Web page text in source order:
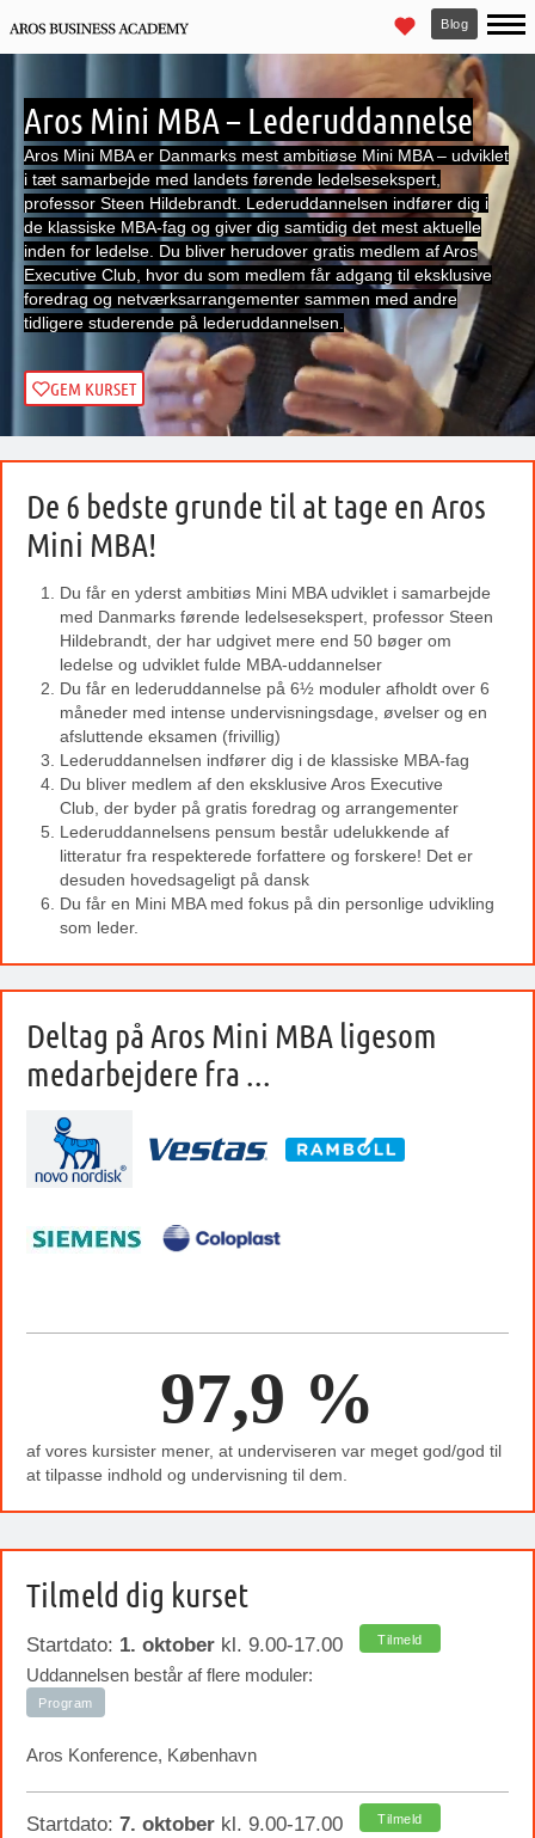
Blog
Aros Mini MBA – Lederuddannelse
Aros Mini MBA er Danmarks mest ambitiøse Mini MBA – udviklet
i tæt samarbejde med landets førende ledelsesekspert,
professor Steen Hildebrandt. Lederuddannelsen indfører dig i
de klassiske MBA-fag og giver dig samtidig det mest aktuelle
inden for ledelse. Du bliver herudover gratis medlem af Aros
Executive Club, hvor du som medlem får adgang til eksklusive
foredrag og netværksarrangementer sammen med andre
tidligere studerende på lederuddannelsen.
GEM KURSET
De 6 bedste grunde til at tage en Aros
Mini MBA!
Du får en yderst ambitiøs Mini MBA udviklet i samarbejde
med Danmarks førende ledelsesekspert, professor Steen
Hildebrandt, der har udgivet mere end 50 bøger om
ledelse og udviklet fulde MBA-uddannelser
Du får en lederuddannelse på 6½ moduler afholdt over 6
måneder med intense undervisningsdage, øvelser og en
afsluttende eksamen (frivillig)
Lederuddannelsen indfører dig i de klassiske MBA-fag
Du bliver medlem af den eksklusive Aros Executive
Club, der byder på gratis foredrag og arrangementer
Lederuddannelsens pensum består udelukkende af
litteratur fra respekterede forfattere og forskere! Det er
desuden hovedsageligt på dansk
Du får en Mini MBA med fokus på din personlige udvikling
som leder.
Deltag på Aros Mini MBA ligesom
medarbejdere fra ...
97,9 %
af vores kursister mener, at underviseren var meget god/god til
at tilpasse indhold og undervisning til dem.
Tilmeld dig kurset
Startdato: 1. oktober kl. 9.00-17.00 Tilmeld
Uddannelsen består af flere moduler:
Program
Aros Konference, København
Startdato: 7. oktober kl. 9.00-17.00 Tilmeld